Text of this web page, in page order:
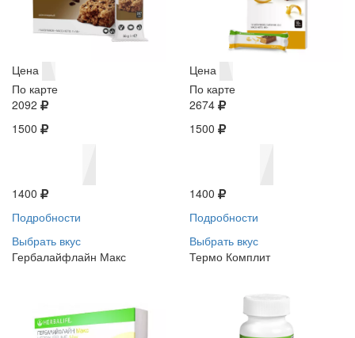
Цена
По карте
2092
1500
1400
Подробности
Выбрать вкус
Цена
По карте
2674
1500
1400
Подробности
Выбрать вкус
Гербалайфлайн Макс
Термо Комплит